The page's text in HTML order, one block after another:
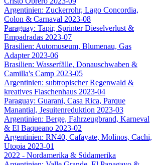
Argentinien: Zuckerrohr, Lago Concordia,
Colon & Carnaval 2023-08
Paraguay: Tapir, Sprinter Dieselverlust &
Empadradas 2023-07
Brasilien: Automuseum, Blumenau, Gas
Adapter 2023-06
Brasilien: Wasserfälle, Donauschwaben &
Camilla's Camp 2023-05
Argentinien: subtropischer Regenwald &
kreatives Flaschenhaus 2023-04
Paraguay: Guarani, Casa Rica, Parque
Manantial, Jesuitenreduktion 2023-03
Argentinien: Berge, Fahrzeugbrand, Karneval
& El Baqueano 2023-02
Argentinien: RN40, Cafayate, Molinos, Cachi,
Utopia 2023-01
2022 - Nordamerika & Südamerika